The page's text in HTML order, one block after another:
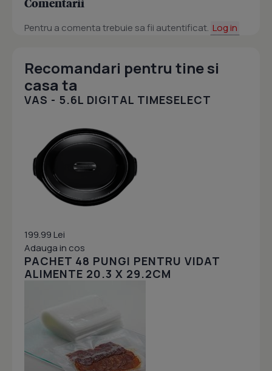
Pentru a comenta trebuie sa fii autentificat. Log in
Recomandari pentru tine si
casa ta
VAS - 5.6L DIGITAL TIMESELECT
199.99 Lei
Adauga in cos
PACHET 48 PUNGI PENTRU VIDAT
ALIMENTE 20.3 X 29.2CM